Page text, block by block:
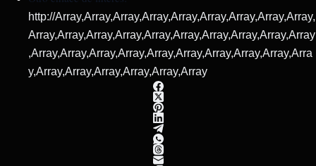
http://Array,Array,Array,Array,Array,Array,Array,Array,Array,
Array,Array,Array,Array,Array,Array,Array,Array,Array,Array
,Array,Array,Array,Array,Array,Array,Array,Array,Array,Arra
y,Array,Array,Array,Array,Array,Array